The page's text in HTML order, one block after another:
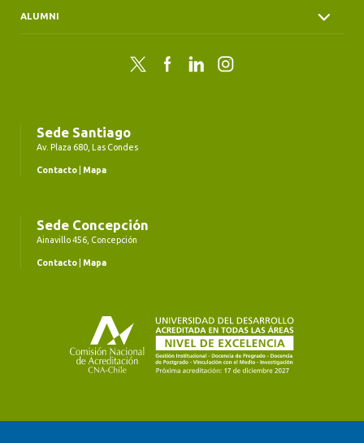
ALUMNI
Twitter FacebookLinkedInInstagram
Sede Santiago
Av. Plaza 680, Las Condes
Contacto Mapa
Sede Concepción
Ainavillo 456, Concepción
Contacto Mapa